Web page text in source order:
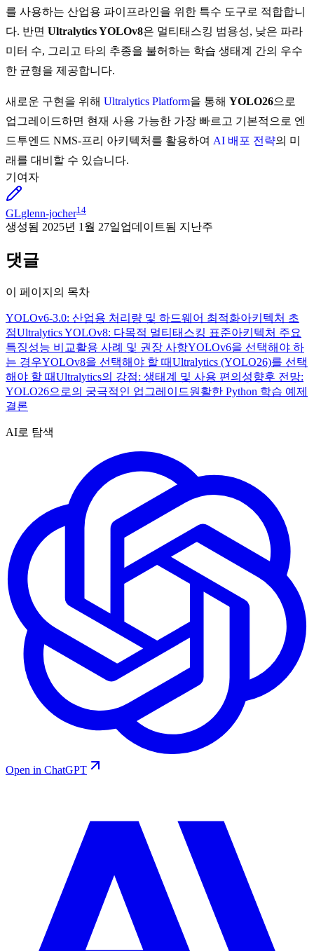
를 사용하는 산업용 파이프라인을 위한 특수 도구로 적합합니
다. 반면 Ultralytics YOLOv8은 멀티태스킹 범용성, 낮은 파라
미터 수, 그리고 타의 추종을 불허하는 학습 생태계 간의 우수
한 균형을 제공합니다.
새로운 구현을 위해 Ultralytics Platform을 통해 YOLO26으로
업그레이드하면 현재 사용 가능한 가장 빠르고 기본적으로 엔
드투엔드 NMS-프리 아키텍처를 활용하여 AI 배포 전략의 미
래를 대비할 수 있습니다.
기여자
GLglenn-jocher14
생성됨 2025년 1월 27일업데이트됨 지난주
댓글
이 페이지의 목차
YOLOv6-3.0: 산업용 처리량 및 하드웨어 최적화아키텍처 초
점Ultralytics YOLOv8: 다목적 멀티태스킹 표준아키텍처 주요
특징성능 비교활용 사례 및 권장 사항YOLOv6을 선택해야 하
는 경우YOLOv8을 선택해야 할 때Ultralytics (YOLO26)를 선택
해야 할 때Ultralytics의 강점: 생태계 및 사용 편의성향후 전망:
YOLO26으로의 궁극적인 업그레이드원활한 Python 학습 예제
결론
AI로 탐색
Open in ChatGPT